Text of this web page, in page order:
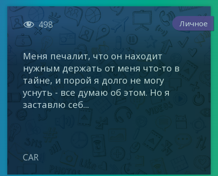
 498 Личное
Меня печалит, что он находит
нужным держать от меня что-то в
тайне, и порой я долго не могу
уснуть - все думаю об этом. Но я
заставлю себ...
CAR